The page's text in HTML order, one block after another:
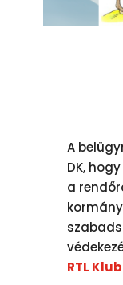
A
DK,
a
RTL